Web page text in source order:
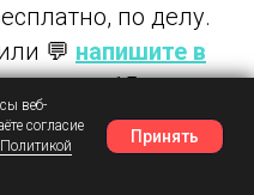
по делу.
💬 напишите в
15 минут.
веб-
согласие
Политикой
Принять